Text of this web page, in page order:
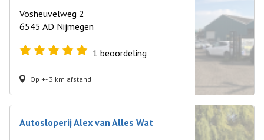
Vosheuvelweg 2
6545 AD Nijmegen
1 beoordeling
Op +- 3 km afstand
Autosloperij Alex van Alles Wat